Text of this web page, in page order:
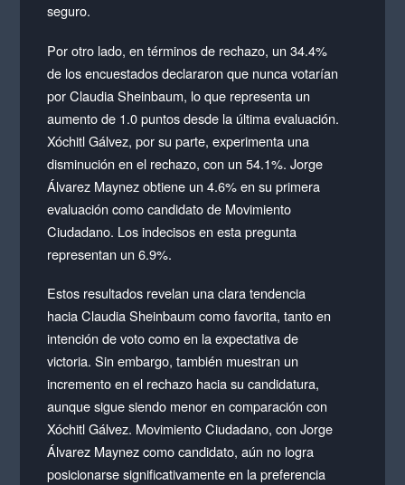
seguro.
Por otro lado, en términos de rechazo, un 34.4%
de los encuestados declararon que nunca votarían
por Claudia Sheinbaum, lo que representa un
aumento de 1.0 puntos desde la última evaluación.
Xóchitl Gálvez, por su parte, experimenta una
disminución en el rechazo, con un 54.1%. Jorge
Álvarez Maynez obtiene un 4.6% en su primera
evaluación como candidato de Movimiento
Ciudadano. Los indecisos en esta pregunta
representan un 6.9%.
Estos resultados revelan una clara tendencia
hacia Claudia Sheinbaum como favorita, tanto en
intención de voto como en la expectativa de
victoria. Sin embargo, también muestran un
incremento en el rechazo hacia su candidatura,
aunque sigue siendo menor en comparación con
Xóchitl Gálvez. Movimiento Ciudadano, con Jorge
Álvarez Maynez como candidato, aún no logra
posicionarse significativamente en la preferencia